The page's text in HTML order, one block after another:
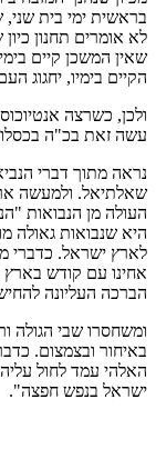
בראשית ימי בית שני,
לא אומרים תחנון
שאין המשכן קיים
הקיים בימיו, יחגוג
ולכן, כשרצה
עשה זאת בכ"ה בכסלו,
נראה מתוך דברי
שאלתיאל. ולמעשה
העולה מן הנבואות
היא שנבואות גאולה
לארץ ישראל. כדברי
אחינו עם קודש בארץ
הברכה העליונה
ומשחסרו שבי הגולה
באיחור ובצמצום.
האלהי עמד לחול
ישראל בנפש חפצה".